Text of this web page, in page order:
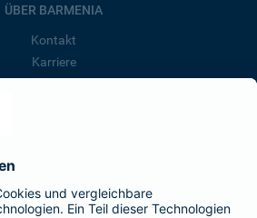
ÜBER BARMENIA
Kontakt
Karriere
Teil der BarmeniaGothaer
BELIEBTE SEITEN